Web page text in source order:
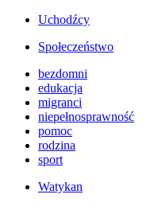
Uchodźcy
Społeczeństwo
bezdomni
edukacja
migranci
niepełnosprawność
pomoc
rodzina
sport
Watykan